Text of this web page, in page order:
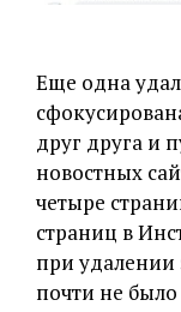
Еще одна
друг друга и
новостных
четыре
страниц в
при удалении
почти не